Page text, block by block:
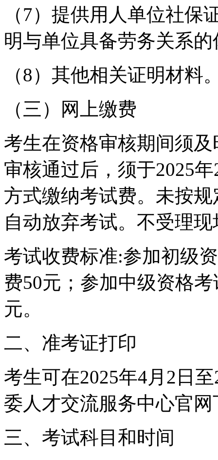
（7）提供用人单位社
明与单位具备劳务关系
（8）其他相关证明材料
（三）网上缴费
考生在资格审核期间须
审核通过后，须于2025
方式缴纳考试费。未按
自动放弃考试。不受理
考试收费标准:参加初级
费50元；参加中级资格
元。
二、准考证打印
考生可在2025年4月2日
委人才交流服务中心官
三、考试科目和时间